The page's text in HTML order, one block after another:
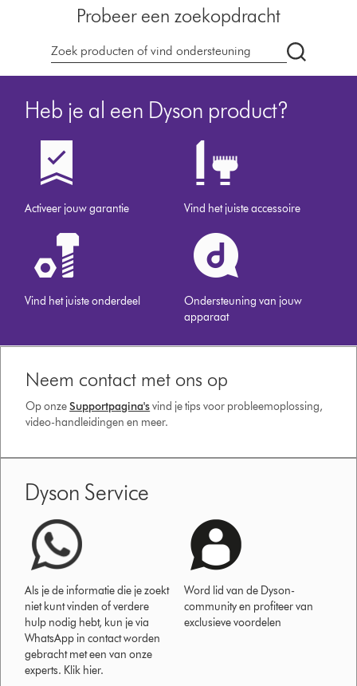
Probeer een zoekopdracht
Zoek
op
Heb je al een Dyson product?
Activeer jouw garantie Vind het juiste accessoire
Vind het juiste onderdeel
Ondersteuning van jouw
apparaat
Neem contact met ons op
Op onzeSupportpagina'svind je tips voor probleemoplossing,
video-handleidingen en meer.
Dyson Service
Als je de informatie die je zoekt
niet kunt vinden of verdere
hulp nodig hebt, kun je via
WhatsApp in contact worden
gebracht met een van onze
experts. Klik hier.
Word lid van de Dyson-
community en profiteer van
exclusieve voordelen